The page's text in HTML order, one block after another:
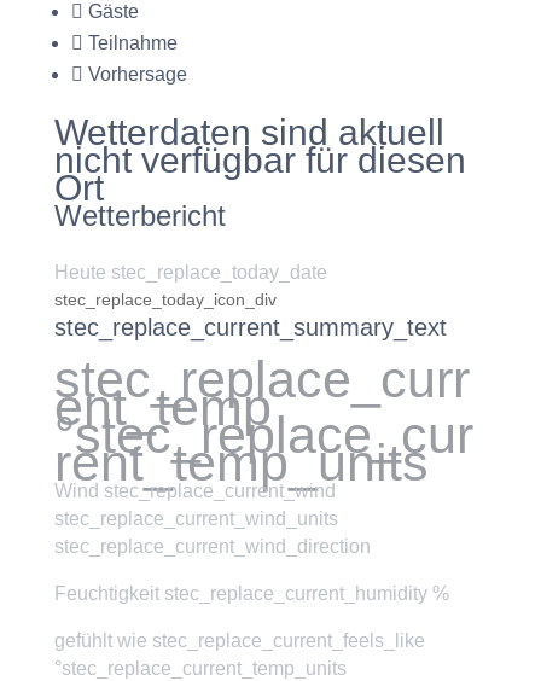
Gäste
Teilnahme
Vorhersage
Wetterdaten sind aktuell
nicht verfügbar für diesen
Ort
Wetterbericht
Heute stec_replace_today_date
stec_replace_today_icon_div
stec_replace_current_summary_text
stec_replace_curr
ent_temp
°stec_replace_cur
rent_temp_units
Wind stec_replace_current_wind
stec_replace_current_wind_units
stec_replace_current_wind_direction
Feuchtigkeit stec_replace_current_humidity %
gefühlt wie stec_replace_current_feels_like
°stec_replace_current_temp_units